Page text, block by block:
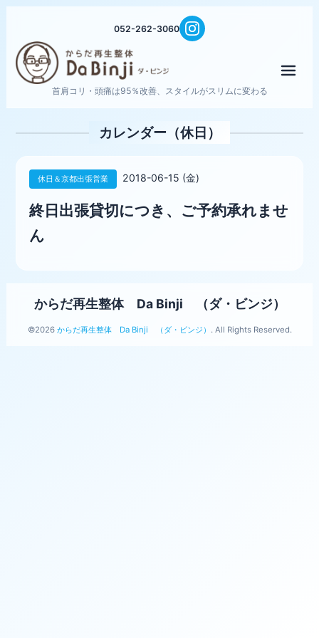
052-262-3060
首肩コリ・頭痛は95％改善、スタイルがスリムに変わる
カレンダー（休日）
休日＆京都出張営業 2018-06-15 (金)
終日出張貸切につき、ご予約承れませ
ん
からだ再生整体 Da Binji （ダ・ビンジ）
©2026 からだ再生整体 Da Binji （ダ・ビンジ） . All Rights Reserved.